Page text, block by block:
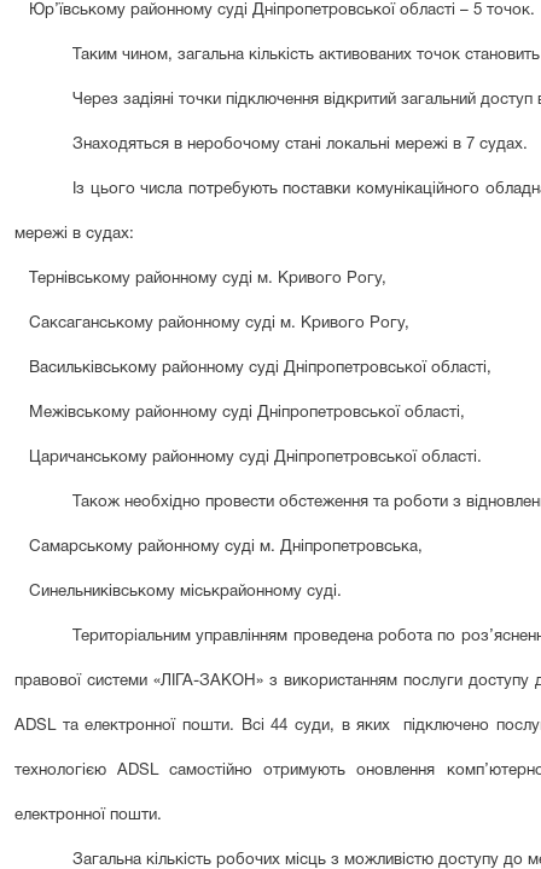
Юр’ївському районному суді Дніпропетровської області – 5 точок.
Таким чином, загальна кількість активованих точок
Через задіяні точки підключення відкритий загальний
Знаходяться в неробочому стані локальні мережі в 7 судах.
Із цього числа потребують поставки комунікаційного
мережі в судах:
Тернівському районному суді м. Кривого Рогу,
Саксаганському районному суді м. Кривого Рогу,
Васильківському районному суді Дніпропетровської області,
Межівському районному суді Дніпропетровської області,
Царичанському районному суді Дніпропетровської області.
Також необхідно провести обстеження та роботи з
Самарському районному суді м. Дніпропетровська,
Синельниківському міськрайонному суді.
Територіальним управлінням проведена робота по
правової системи «ЛІГА-ЗАКОН» з використанням послуги доступу
ADSL та електронної пошти. Всі 44 суди, в яких підключено
технологією ADSL самостійно отримують оновлення
електронної пошти.
Загальна кількість робочих місць з можливістю доступу до